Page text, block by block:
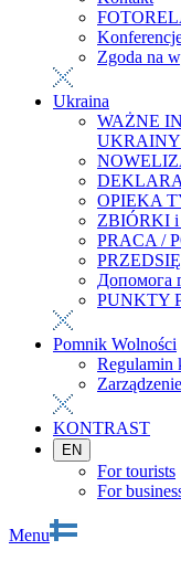
Zgoda na
Ukraina
WAŻNE
UKRAINY
OPIEKA
ZBIÓRKI
PRACA /
Допомога
PUNKTY
Pomnik Wolności
Regulamin
KONTRAST
EN
For tourists
For
Menu